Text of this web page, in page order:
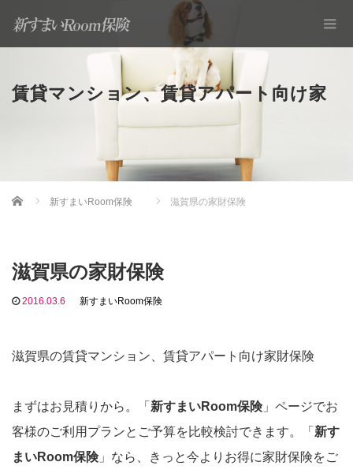
賃貸マンション、賃貸アパート向け家
Home 新すまいRoom保険 滋賀県の家財保険
滋賀県の家財保険
2016.03.6 新すまいRoom保険
滋賀県の賃貸マンション、賃貸アパート向け家財保険
まずはお見積りから。「 新すまいRoom保険」ページでお
客様のご利用プランとご予算を比較検討できます。「 新す
まいRoom保険」なら、きっと今よりお得に家財保険をご